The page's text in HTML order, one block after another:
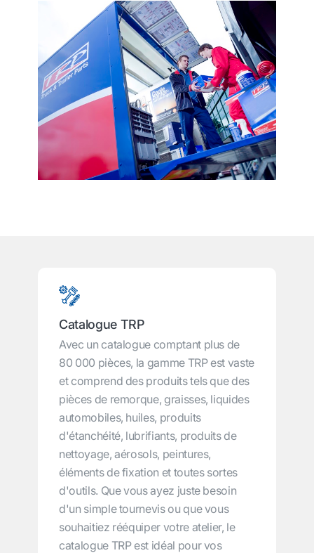
Catalogue TRP
Avec un catalogue comptant plus de
80 000 pièces, la gamme TRP est vaste
et comprend des produits tels que des
pièces de remorque, graisses, liquides
automobiles, huiles, produits
d'étanchéité, lubrifiants, produits de
nettoyage, aérosols, peintures,
éléments de fixation et toutes sortes
d'outils. Que vous ayez juste besoin
d'un simple tournevis ou que vous
souhaitiez rééquiper votre atelier, le
catalogue TRP est idéal pour vos